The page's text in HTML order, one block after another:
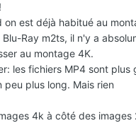
on est déjà habitué au
Ray m2ts, il n'y a
au montage 4K.
les fichiers MP4 sont plus
plus long. Mais rien
4k à côté des images